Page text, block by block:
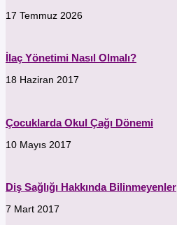
17 Temmuz 2026
İlaç Yönetimi Nasıl Olmalı?
18 Haziran 2017
Çocuklarda Okul Çağı Dönemi
10 Mayıs 2017
Diş Sağlığı Hakkında Bilinmeyenler
7 Mart 2017